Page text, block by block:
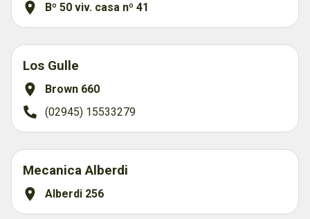
Bº 50 viv. casa nº 41
Los Gulle
Brown 660
(02945) 15533279
Mecanica Alberdi
Alberdi 256